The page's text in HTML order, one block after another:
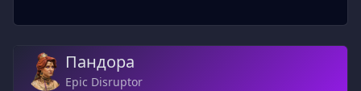
Пандора
Epic Disruptor